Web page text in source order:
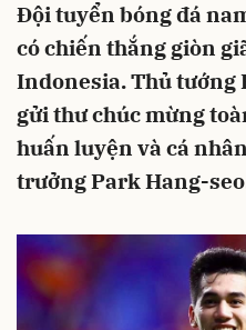
Đội tuyển bóng đá
có chiến thắng giòn
Indonesia. Thủ tướng
gửi thư chúc mừng
huấn luyện và cá
trưởng Park Hang-